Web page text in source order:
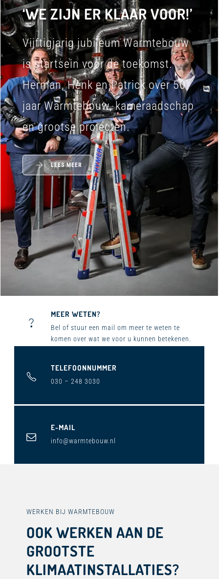
‘WE ZIJN ER KLAAR VOOR!’
Vijftigjarig jubileum Warmtebouw
is startsein voor de toekomst.
Herman, Henk en Patrick over 50
jaar Warmtebouw, kameraadschap
en grootse projecten.
LEES MEER
MEER WETEN?
Bel ​of stuur een mail om meer te weten te
komen over wat we voor u kunnen betekenen.
TELEFOONNUMMER
030 – 248 3030
E-MAIL
info@warmtebouw.nl
WERKEN BIJ WARMTEBOUW
OOK WERKEN AAN DE
GROOTSTE
KLIMAATINSTALLATIES?